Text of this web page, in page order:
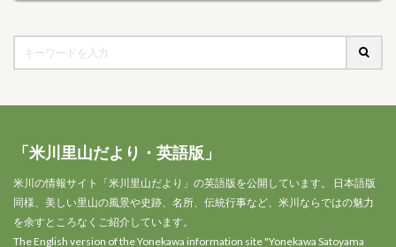
「米川里山だより・英語版」
米川の情報サイト「米川里山だより」の英語版を公開しています。 日本語版
同様、美しい里山の風景や史跡、名所、伝統行事など、米川ならではの魅力
を余すところなくご紹介しています。
The English version of the Yonekawa information site "Yonekawa Satoyama